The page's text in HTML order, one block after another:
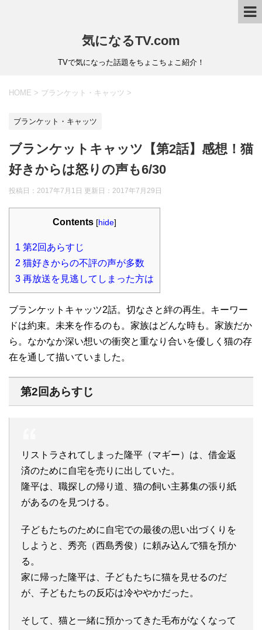
気になるTV.com
TVで気になった話題をちょこちょこ紹介！
HOME > ブランケット・キャッツ >
ブランケット・キャッツ
ブランケットキャッツ【第2話】感想！猫
好きからは怒りの声も6/30
投稿日：2017年7月1日 更新日： 2017年7月29日
Contents [hide]
1 第2回あらすじ
2 猫好きからの不評の声が多数
3 再放送を見逃してしまった方は
ブランケットキャッツ2話。切なさと絆の再生。キーワー
ドは約束。未来を作るのも。家族はどんな時も。家族だか
ら。なかなか深い想いの衝突と重なり合いを優しく猫の存
在を通して描いていました。
第2回あらすじ
リストラされてしまった隆平（マギー）は、借金返
済のために自宅を売りに出していた。
隆平は、職探しの帰り道、猫の飼い主募集の張り紙
があるのを見つける。
子どもたちのために自宅での最後の思い出づくりを
しようと、秀亮（西島秀俊）に頼み込んで猫を預か
る。
家に帰った隆平は、子どもたちに猫を見せるのだ
が、子どもたちの反応は冷ややかだった。
そして、猫と一緒に預かってきた毛布がなくなって